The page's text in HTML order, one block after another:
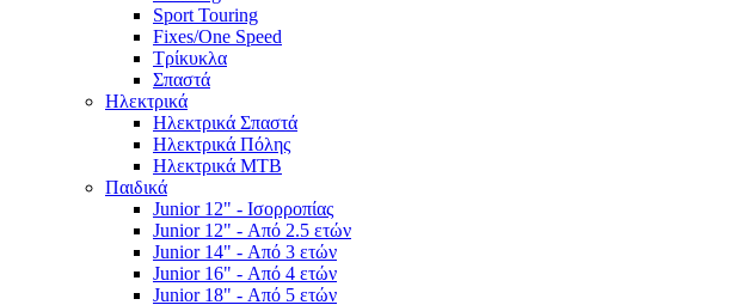
Sport Touring
Fixes/One Speed
Τρίκυκλα
Σπαστά
Ηλεκτρικά
Ηλεκτρικά Σπαστά
Ηλεκτρικά Πόλης
Ηλεκτρικά MTB
Παιδικά
Junior 12" - Ισορροπίας
Junior 12" - Από 2.5 ετών
Junior 14" - Από 3 ετών
Junior 16" - Από 4 ετών
Junior 18" - Από 5 ετών